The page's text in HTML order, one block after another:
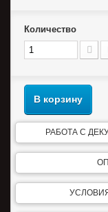
Количество
В корзину
РАБОТА С